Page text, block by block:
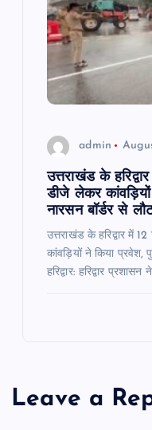
admin
उत्तराखंड के
डीजे लेकर
नारसन बॉर्डर से
उत्तराखंड के हरिद्वार में
कांवड़ियों ने किया प्रवेश,
हरिद्वार: हरिद्वार
Leave a